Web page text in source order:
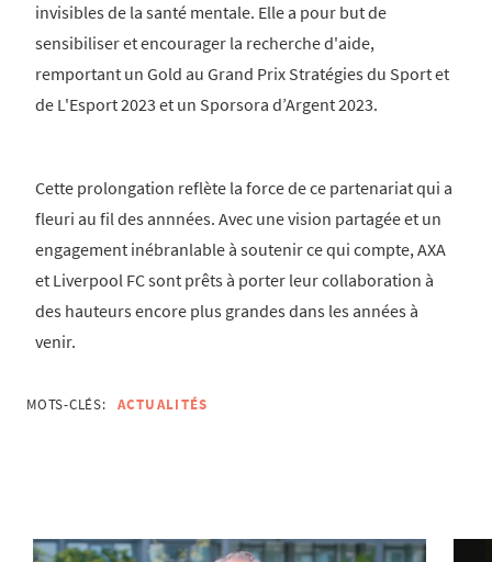
invisibles de la santé mentale. Elle a pour but de
sensibiliser et encourager la recherche d'aide,
remportant un Gold au Grand Prix Stratégies du Sport et
de L'Esport 2023 et un Sporsora d’Argent 2023.
Cette prolongation reflète la force de ce partenariat qui a
fleuri au fil des annnées. Avec une vision partagée et un
engagement inébranlable à soutenir ce qui compte, AXA
et Liverpool FC sont prêts à porter leur collaboration à
des hauteurs encore plus grandes dans les années à
venir.
MOTS-CLÉS: ACTUALITÉS